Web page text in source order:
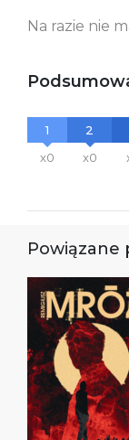
Na razie nie
1
x0
2
x0
Powiązane